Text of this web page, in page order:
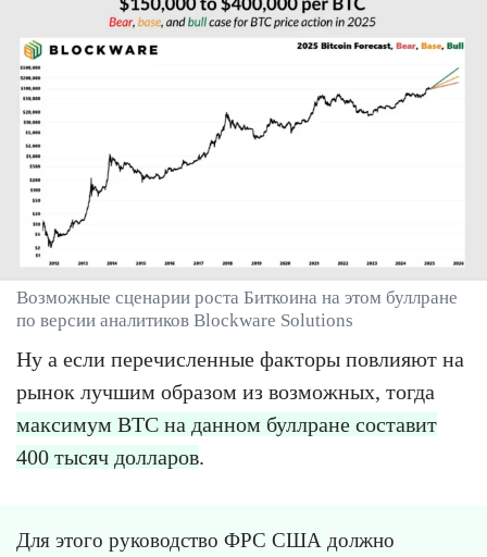
Возможные сценарии роста Биткоина на этом буллране
по версии аналитиков Blockware Solutions
Ну а если перечисленные факторы повлияют на
рынок лучшим образом из возможных, тогда
максимум BTC на данном буллране составит
400 тысяч долларов.
Для этого руководство ФРС США должно